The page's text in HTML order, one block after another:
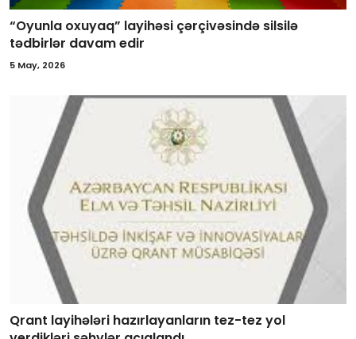
“Oyunla oxuyaq” layihəsi çərçivəsində silsilə
tədbirlər davam edir
5 May, 2026
Qrant layihələri hazırlayanların tez-tez yol